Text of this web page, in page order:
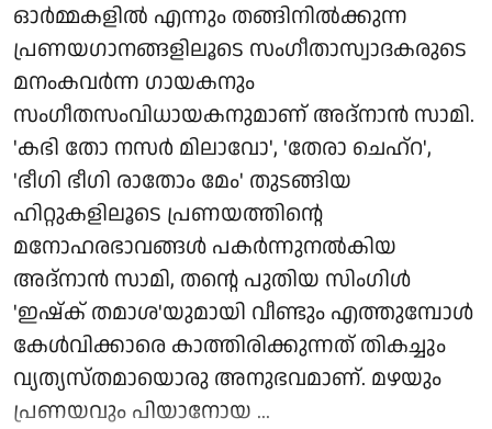
ഓർമ്മകളിൽ എന്നും തങ്ങിനിൽക്കുന്ന
പ്രണയഗാനങ്ങളിലൂടെ സംഗീതാസ്വാദകരുടെ
മനംകവർന്ന ഗായകനും
സംഗീതസംവിധായകനുമാണ് അദ്നാൻ സാമി.
'കഭി തോ നസർ മിലാവോ', 'തേരാ ചെഹ്റ',
'ഭീഗി ഭീഗി രാതോം മേം' തുടങ്ങിയ
ഹിറ്റുകളിലൂടെ പ്രണയത്തിന്റെ
മനോഹരഭാവങ്ങൾ പകർന്നുനൽകിയ
അദ്നാൻ സാമി, തന്റെ പുതിയ സിംഗിൾ
'ഇഷ്ക് തമാശ'യുമായി വീണ്ടും എത്തുമ്പോൾ
കേൾവിക്കാരെ കാത്തിരിക്കുന്നത് തികച്ചും
വ്യത്യസ്തമായൊരു അനുഭവമാണ്. മഴയും
പ്രണയവും പിയാനോയ ...